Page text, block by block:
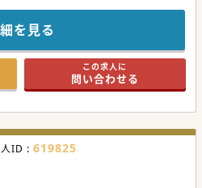
ドクターの方・看護師・スタッ
組める環境が整っています。
を見る
この求人に
問い合わせる
ID : 619825